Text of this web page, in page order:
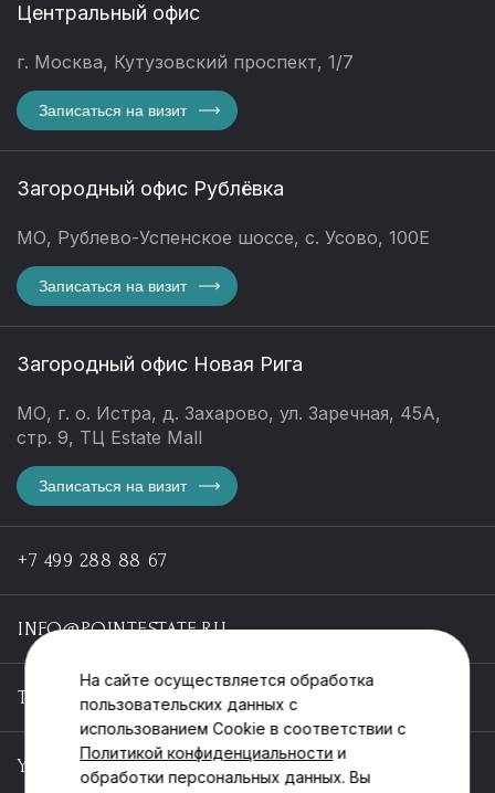
Центральный офис
г. Москва, Кутузовский проспект, 1/7
Записаться на визит
Загородный офис Рублёвка
МО, Рублево-Успенское шоссе, с. Усово, 100Е
Записаться на визит
Загородный офис Новая Рига
МО, г. о. Истра, д. Захарово, ул. Заречная, 45А,
стр. 9, ТЦ Estate Mall
Записаться на визит
+7 499 288 88 67
INFO@POINTESTATE.RU
TELEGRAM
YOUTUBE
На сайте осуществляется обработка
пользовательских данных с
использованием Cookie в соответствии с
Политикой конфиденциальности и
обработки персональных данных. Вы